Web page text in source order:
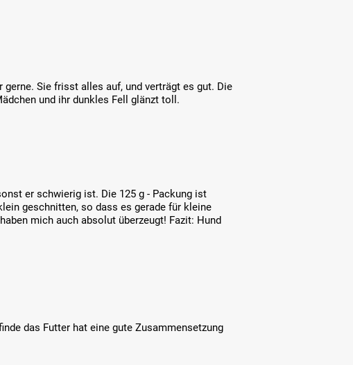
Sie frisst alles auf, und verträgt es gut. Die
und ihr dunkles Fell glänzt toll.
er schwierig ist. Die 125 g - Packung ist
geschnitten, so dass es gerade für kleine
mich auch absolut überzeugt! Fazit: Hund
das Futter hat eine gute Zusammensetzung